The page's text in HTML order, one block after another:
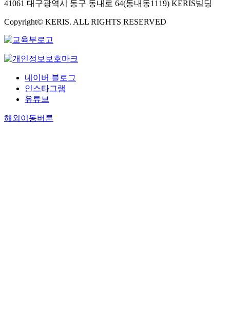
41061 대구광역시 동구 동내로 64(동내동1119) KERIS빌딩
Copyright© KERIS. ALL RIGHTS RESERVED
네이버 블로그
인스타그램
유튜브
해외이동버튼